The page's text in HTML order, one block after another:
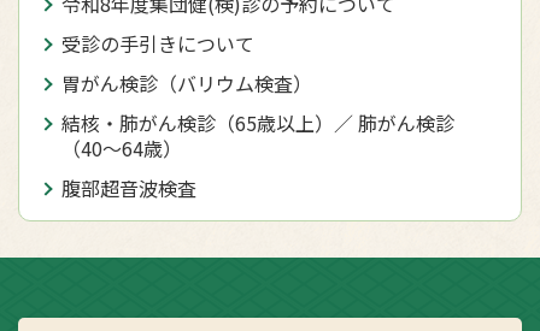
受診の手引きについて
胃がん検診（バリウム検査）
結核・肺がん検診（65歳以上）／ 肺がん検診
（40〜64歳）
腹部超音波検査